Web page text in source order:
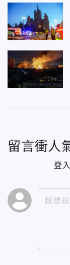
留言衝人
登